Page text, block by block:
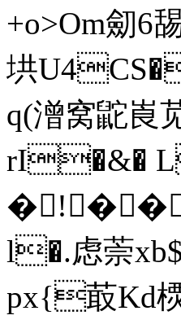
+o>Om劎6
垬
q(潧窝鼧
rI�&�
�!��
l�.虑萗
px{菆Kd